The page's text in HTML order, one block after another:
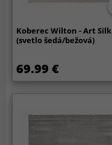
Koberec Wilton - Art Silk
(svetlo šedá/bežová)
69.99 €